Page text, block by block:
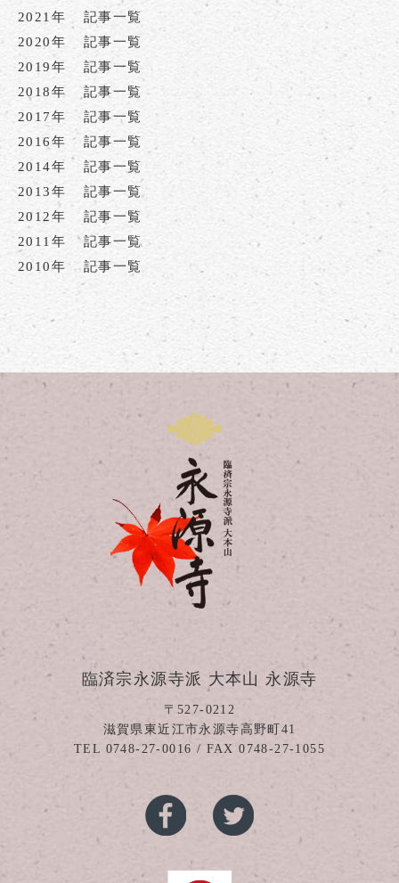
2021年
記事一覧
2020年
記事一覧
2019年
記事一覧
2018年
記事一覧
2017年
記事一覧
2016年
記事一覧
2014年
記事一覧
2013年
記事一覧
2012年
記事一覧
2011年
記事一覧
2010年
記事一覧
臨済宗永源寺派 大本山 永源寺
〒527-0212
滋賀県東近江市永源寺高野町41
TEL 0748-27-0016 / FAX 0748-27-1055